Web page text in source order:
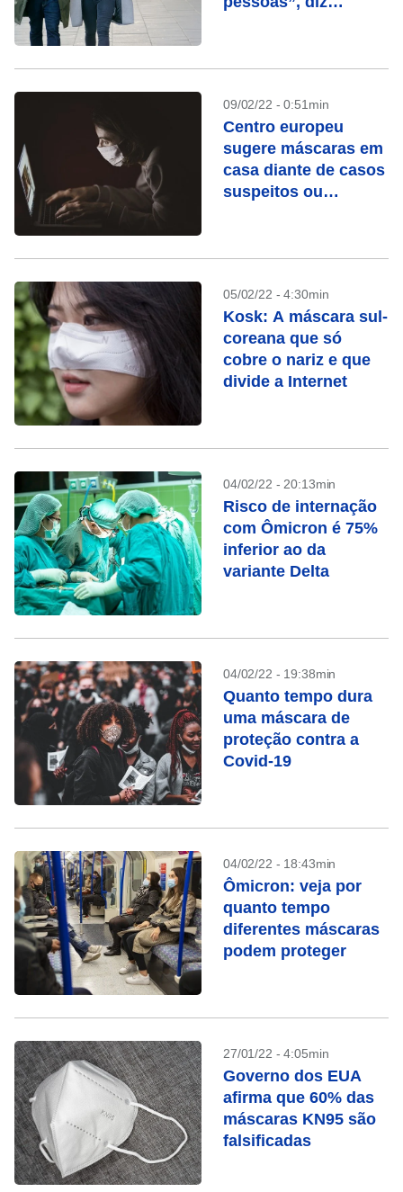
09/02/22 - 0:51min
Centro europeu
sugere máscaras em
casa diante de casos
suspeitos ou
05/02/22 - 4:30min
Kosk: A máscara sul-
coreana que só
cobre o nariz e que
divide a Internet
04/02/22 - 20:13min
Risco de internação
com Ômicron é 75%
inferior ao da
variante Delta
04/02/22 - 19:38min
Quanto tempo dura
uma máscara de
proteção contra a
Covid-19
04/02/22 - 18:43min
Ômicron: veja por
quanto tempo
diferentes máscaras
podem proteger
27/01/22 - 4:05min
Governo dos EUA
afirma que 60% das
máscaras KN95 são
falsificadas